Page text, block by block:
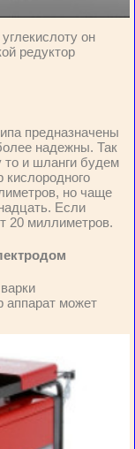
он
редуктор
предназначены
надежны. Так
то и шланги будем
кислородного
но чаще
Если
20 миллиметров.
может